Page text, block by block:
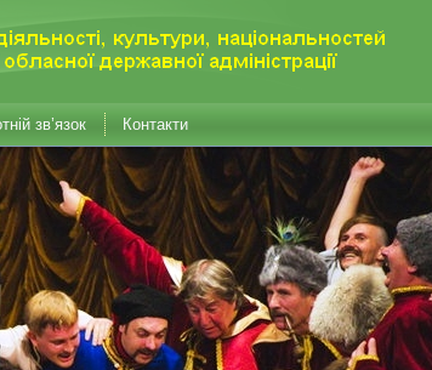
зв’язок Контакти